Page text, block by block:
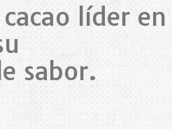
líder en
sabor.